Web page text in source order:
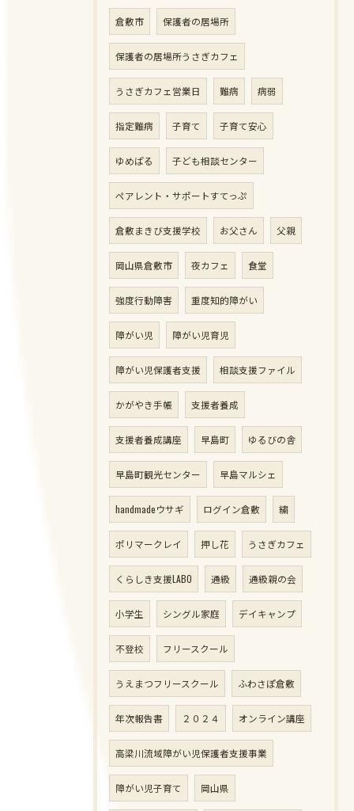
倉敷市 保護者の居場所
保護者の居場所うさぎカフェ
うさぎカフェ営業日 難病 病弱
指定難病 子育て 子育て安心
ゆめぱる 子ども相談センター
ペアレント・サポートすてっぷ
倉敷まきび支援学校 お父さん 父親
岡山県倉敷市 夜カフェ 食堂
強度行動障害 重度知的障がい
障がい児 障がい児育児
障がい児保護者支援 相談支援ファイル
かがやき手帳 支援者養成
支援者養成講座 早島町 ゆるびの舎
早島町観光センター 早島マルシェ
handmadeウサギ ログイン倉敷 繍
ポリマークレイ 押し花 うさぎカフェ
くらしき支援LABO 通級 通級親の会
小学生 シングル家庭 デイキャンプ
不登校 フリースクール
うえまつフリースクール ふわさぽ倉敷
年次報告書 ２０２４ オンライン講座
高梁川流域障がい児保護者支援事業
障がい児子育て 岡山県